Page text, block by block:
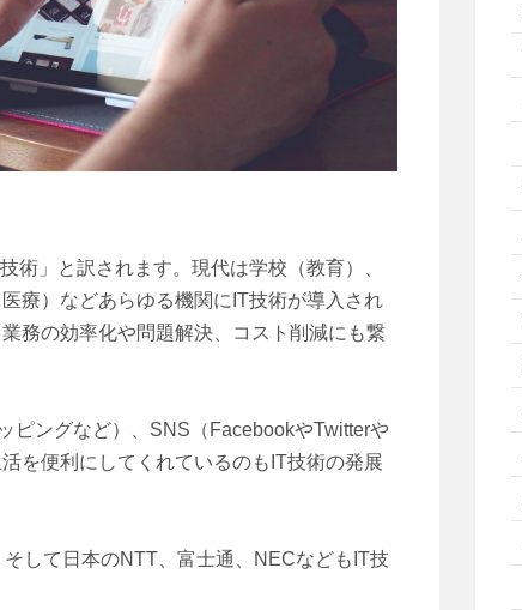
術」と訳されます。現代は学校（教育）、
療）などあらゆる機関にIT技術が導入され
務の効率化や問題解決、コスト削減にも繋
ピングなど）、SNS（FacebookやTwitterや
を便利にしてくれているのもIT技術の発展
して日本のNTT、富士通、NECなどもIT技